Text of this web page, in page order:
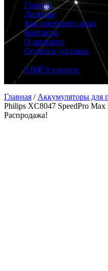
Главная
Дилерам
Как совершить заказ
Контакты
О магазине
Оплата и доставка
0.00₽ 0 товаров
Главная / Аккумуляторы для
Philips XC8047 SpeedPro
Распродажа!